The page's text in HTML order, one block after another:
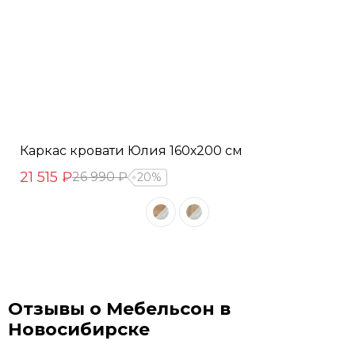
Каркас кровати Юлия 160х200 см
21 515 ₽26 990 ₽ 20%
Отзывы о Мебельсон в
Новосибирске